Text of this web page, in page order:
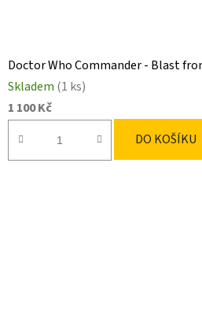
Doctor Who Commander - Blast
Skladem (1 ks)
1 100 Kč
DO KOŠÍKU